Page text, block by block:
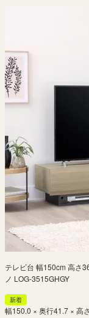
テレビ台 幅150cm 高さ
ノ LOG-3515GHGY
新着
幅150.0 × 奥行41.7 × 高